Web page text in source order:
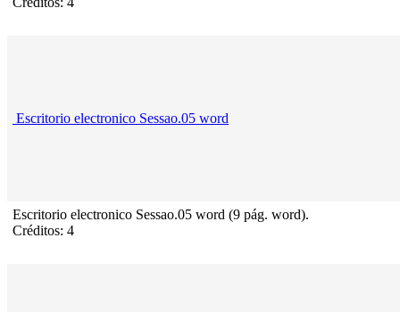
Escritorio electronico Sessao.05 word
Escritorio electronico Sessao.05 word (9 pág. word).
Créditos: 4